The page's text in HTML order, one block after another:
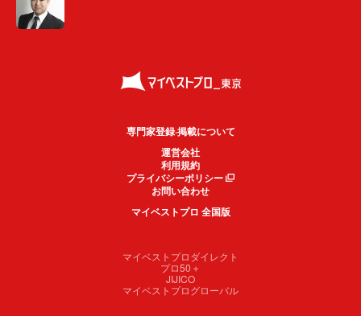
専門家登録·掲載について
運営会社
利用規約
プライバシーポリシー
お問い合わせ
マイベストプロ 全国版
マイベストプロダイレクト
プロ50＋
JIJICO
マイベストプログローバル